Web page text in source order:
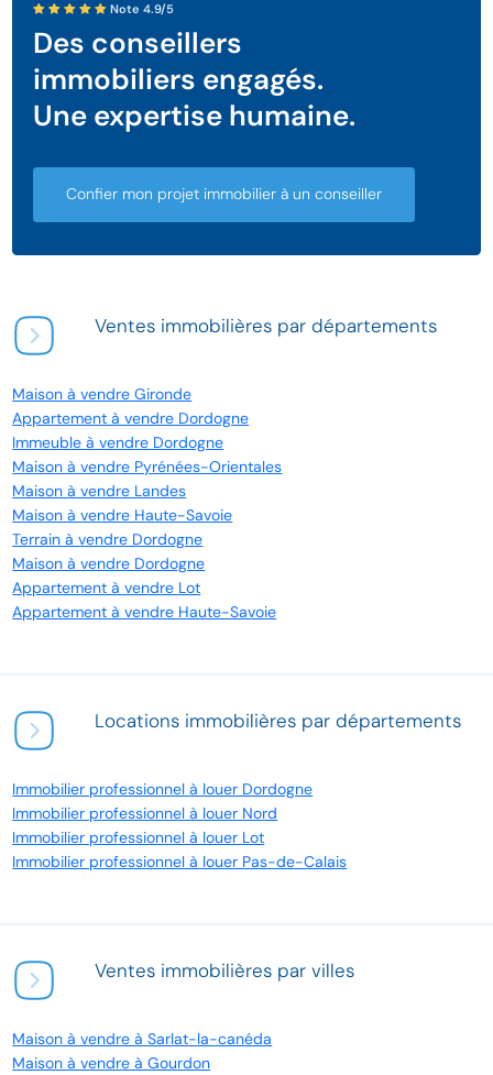
Note 4.9/5
Des conseillers
immobiliers engagés.
Une expertise humaine.
Confier mon projet immobilier à un conseiller
Ventes immobilières par départements
Maison à vendre Gironde
Appartement à vendre Dordogne
Immeuble à vendre Dordogne
Maison à vendre Pyrénées-Orientales
Maison à vendre Landes
Maison à vendre Haute-Savoie
Terrain à vendre Dordogne
Maison à vendre Dordogne
Appartement à vendre Lot
Appartement à vendre Haute-Savoie
Locations immobilières par départements
Immobilier professionnel à louer Dordogne
Immobilier professionnel à louer Nord
Immobilier professionnel à louer Lot
Immobilier professionnel à louer Pas-de-Calais
Ventes immobilières par villes
Maison à vendre à Sarlat-la-canéda
Maison à vendre à Gourdon